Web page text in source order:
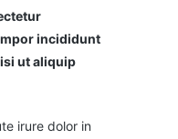
incididunt
ut aliquip
irure dolor in